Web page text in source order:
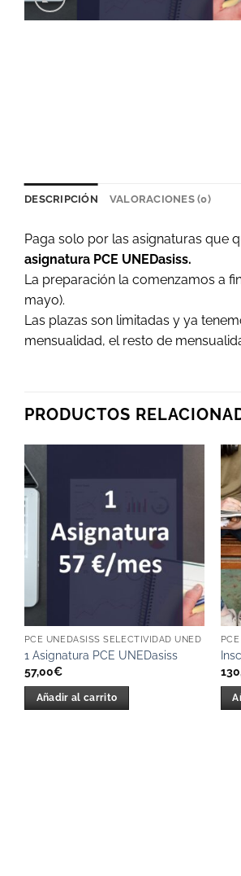
DESCRIPCIÓN VALORACIONES (0)
Paga solo por las asignaturas que
asignatura PCE UNEDasiss.
La preparación la comenzamos a
mayo).
Las plazas son limitadas y ya
mensualidad, el resto de
PRODUCTOS
PCE UNEDASISS SELECTIVIDAD UNED
1 Asignatura PCE UNEDasiss
57,00€
Añadir al carrito